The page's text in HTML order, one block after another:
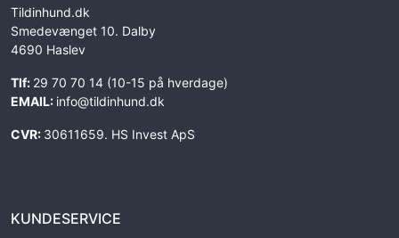
Tildinhund.dk
Smedevænget 10. Dalby
4690 Haslev
Tlf: 29 70 70 14 (10-15 på hverdage)
EMAIL: info@tildinhund.dk
CVR: 30611659. HS Invest ApS
KUNDESERVICE